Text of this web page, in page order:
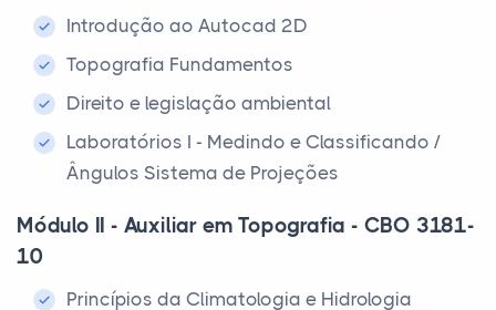
Introdução ao Autocad 2D
Topografia Fundamentos
Direito e legislação ambiental
Laboratórios I - Medindo e Classificando /
Ângulos Sistema de Projeções
Módulo II - Auxiliar em Topografia - CBO 3181-
10
Princípios da Climatologia e Hidrologia